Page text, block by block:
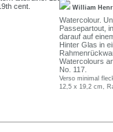
William
Watercolour.
Passepartout,
darauf auf
Hinter Glas in
Watercolours
No. 117.
Verso minimal
12,5 x 19,2 cm,